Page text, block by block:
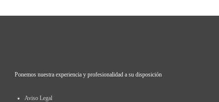
Ponemos nuestra experiencia y profesionalidad a su disposición
Aviso Legal